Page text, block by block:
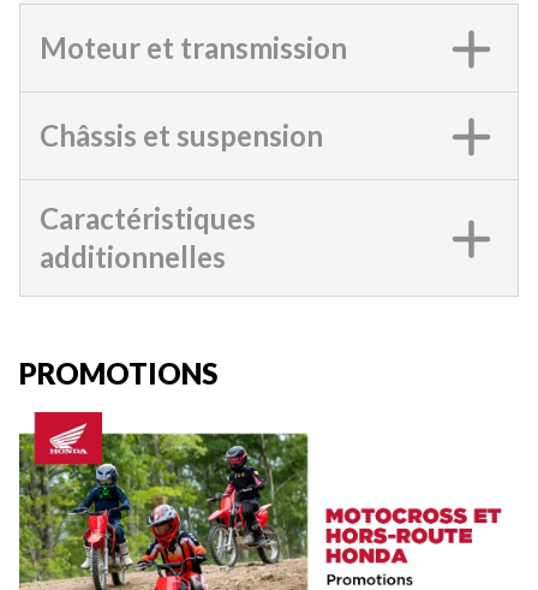
Moteur et transmission
Châssis et suspension
Caractéristiques
additionnelles
PROMOTIONS